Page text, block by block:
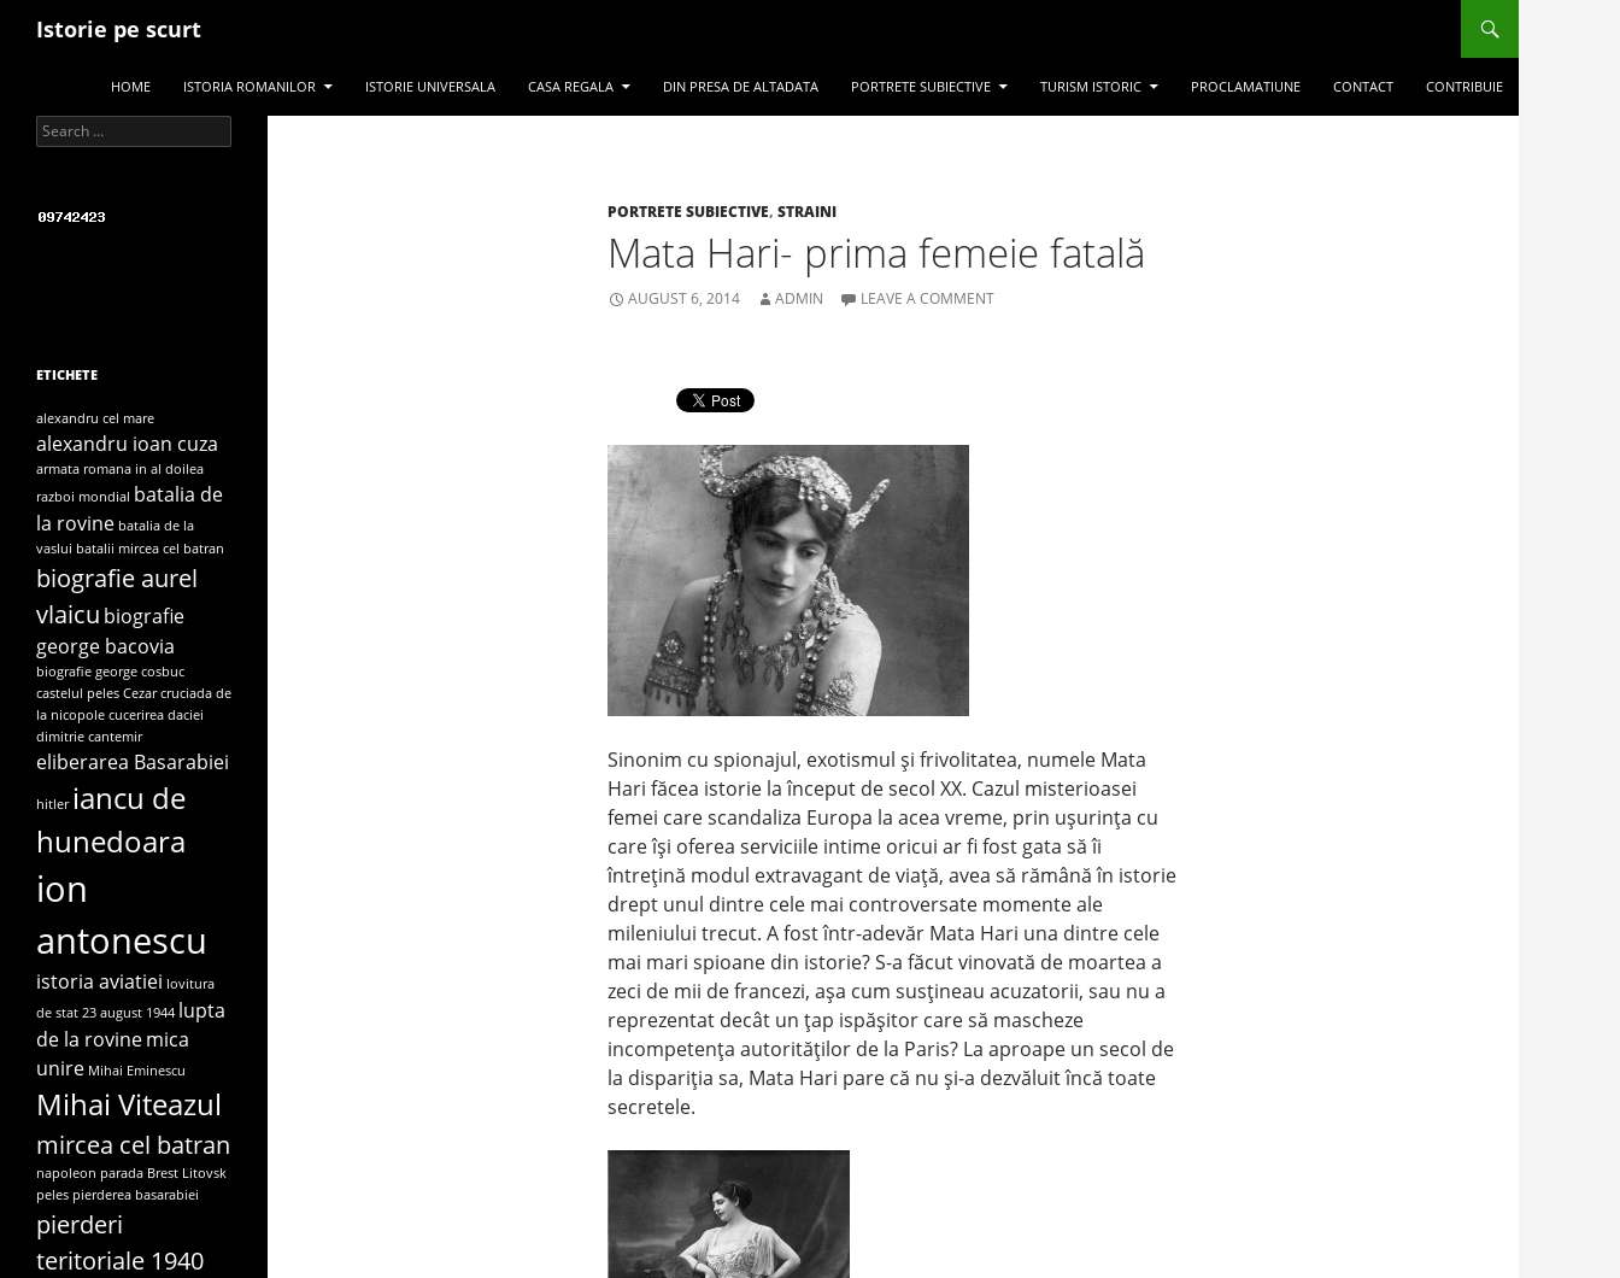
Istorie pe scurt
HOME
ISTORIA ROMANILOR ISTORIE UNIVERSALA CASA REGALA DIN PRESA DE ALTADATA PORTRETE SUBIECTIVE TURISM ISTORIC PROCLAMATIUNE CONTACT CONTRIBUIE
PORTRETE SUBIECTIVE, STRAINI
Mata Hari- prima femeie fatală
AUGUST 6, 2014 ADMIN LEAVE A COMMENT
Sinonim cu spionajul, exotismul şi frivolitatea, numele Mata
Hari făcea istorie la început de secol XX. Cazul misterioasei
femei care scandaliza Europa la acea vreme, prin uşurinţa cu
care îşi oferea serviciile intime oricui ar fi fost gata să îi
întreţină modul extravagant de viaţă, avea să rămână în istorie
drept unul dintre cele mai controversate momente ale
mileniului trecut. A fost într-adevăr Mata Hari una dintre cele
mai mari spioane din istorie? S-a făcut vinovată de moartea a
zeci de mii de francezi, aşa cum susţineau acuzatorii, sau nu a
reprezentat decât un ţap ispăşitor care să mascheze
incompetenţa autorităţilor de la Paris? La aproape un secol de
la dispariţia sa, Mata Hari pare că nu şi-a dezvăluit încă toate
secretele.
Search for:
ETICHETE
alexandru cel mare
alexandru ioan cuza
armata romana in al doilea
razboi mondial batalia de
la rovine batalia de la
vaslui batalii mircea cel batran
biografie aurel
vlaicu biografie
george bacovia
biografie george cosbuc
castelul peles Cezar cruciada de
la nicopole cucerirea daciei
dimitrie cantemir
eliberarea Basarabiei
hitler iancu de
hunedoara
ion
antonescu
istoria aviatiei lovitura
de stat 23 august 1944 lupta
de la rovinemica
unire Mihai Eminescu
Mihai Viteazul
mircea cel batran
napoleon parada Brest Litovsk
peles pierderea basarabiei
pierderi
teritoriale 1940